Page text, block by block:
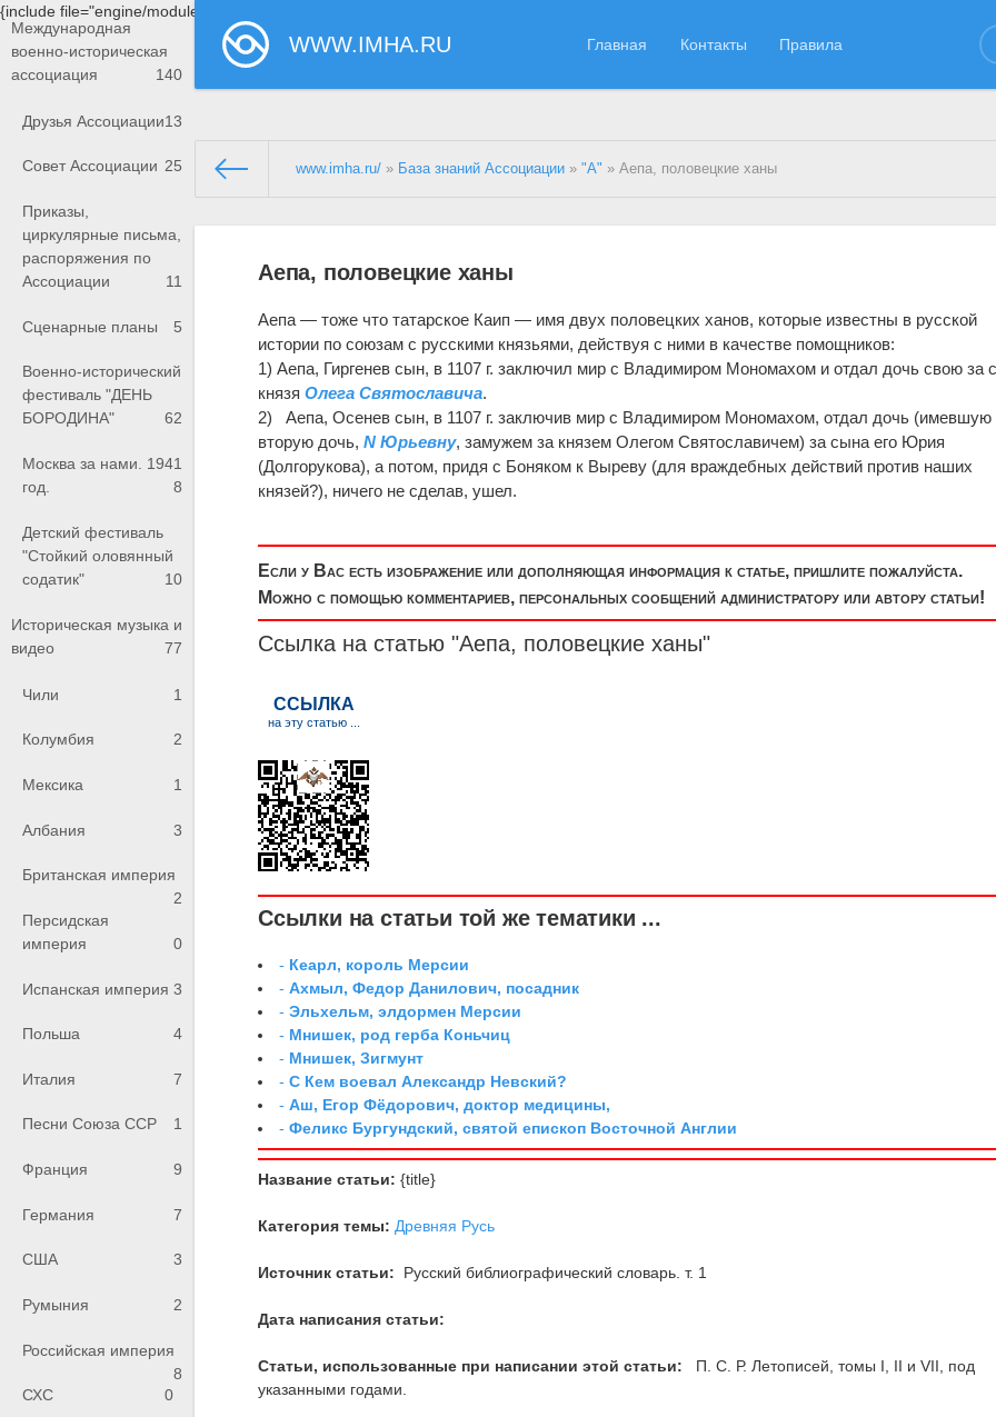
{include file="engine/modules/saperu/head.php"}
WWW.IMHA.RU Главная Контакты Правила
Международная
военно-историческая
ассоциация
140
Друзья Ассоциации13
Совет Ассоциации 25
Приказы,
циркулярные письма,
распоряжения по
Ассоциации
11
Сценарные планы 5
Военно-исторический
фестиваль "ДЕНЬ
БОРОДИНА"
62
Москва за нами. 1941
год.
8
Детский фестиваль
"Стойкий оловянный
содатик"
10
Историческая музыка и
видео
77
Чили 1
Колумбия 2
Мексика 1
Албания 3
Британская империя
2
Персидская
империя
0
Испанская империя 3
Польша 4
Италия 7
Песни Союза ССР 1
Франция 9
Германия 7
США 3
Румыния 2
Российская империя
8
СХС
0
www.imha.ru/ » База знаний Ассоциации »"А" » Аепа, половецкие ханы
Аепа, половецкие ханы
Аепа — тоже что татарское Каип — имя двух половецких ханов, которые известны в русской
истории по союзам с русскими князьями, действуя с ними в качестве помощников:
1) Аепа, Гиргенев сын, в 1107 г. заключил мир с Владимиром Мономахом и отдал дочь свою за
князяОлега Святославича.
2) Аепа, Осенев сын, в 1107 г. заключив мир с Владимиром Мономахом, отдал дочь (имевшую
вторую дочь,N Юрьевну, замужем за князем Олегом Святославичем) за сына его Юрия
(Долгорукова), а потом, придя с Боняком к Выреву (для враждебных действий против наших
князей?), ничего не сделав, ушел.
Если у Вас есть изображение или дополняющая информация к статье, пришлите пожалуйста.
Можно с помощью комментариев, персональных сообщений администратору или автору статьи!
Ссылка на статью "Аепа, половецкие ханы"
Ссылки на статьи той же тематики ...
- Кеарл, король Мерсии
-Ахмыл, Федор Данилович, посадник
-Эльхельм, элдормен Мерсии
- Мнишек, род герба Коньчиц
- Мнишек, Зигмунт
-С Кем воевал Александр Невский?
-Аш, Егор Фёдорович, доктор медицины,
-Феликс Бургундский, святой епископ Восточной Англии
Название статьи: {title}
Категория темы: Древняя Русь
Источник статьи: Русский библиографический словарь. т. 1
Дата написания статьи:
Статьи, использованные при написании этой статьи:
П. С. Р. Летописей, томы I, II и VII, под
указанными годами.